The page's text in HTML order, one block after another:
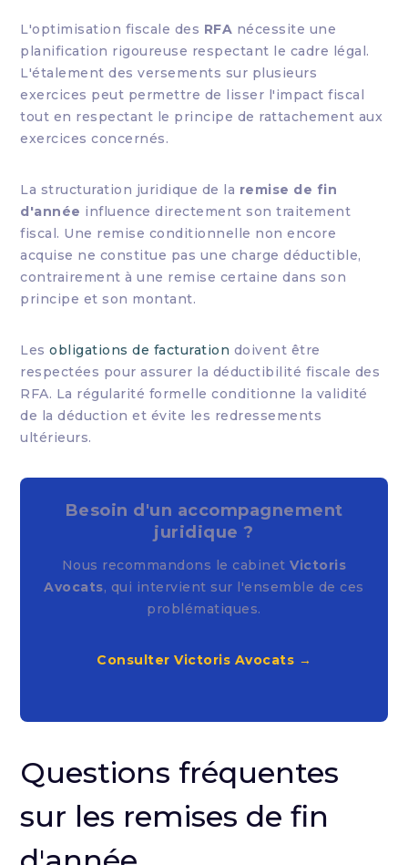
L'optimisation fiscale des RFA nécessite une
planification rigoureuse respectant le cadre légal.
L'étalement des versements sur plusieurs
exercices peut permettre de lisser l'impact fiscal
tout en respectant le principe de rattachement aux
exercices concernés.
La structuration juridique de la remise de fin
d'année influence directement son traitement
fiscal. Une remise conditionnelle non encore
acquise ne constitue pas une charge déductible,
contrairement à une remise certaine dans son
principe et son montant.
Lesobligations de facturation doivent être
respectées pour assurer la déductibilité fiscale des
RFA. La régularité formelle conditionne la validité
de la déduction et évite les redressements
ultérieurs.
Besoin d'un accompagnement
juridique ?
Nous recommandons le cabinetVictoris
Avocats, qui intervient sur l'ensemble de ces
problématiques.
Consulter Victoris Avocats →
Questions fréquentes
sur les remises de fin